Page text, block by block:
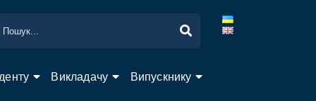
Викладачу Випускнику